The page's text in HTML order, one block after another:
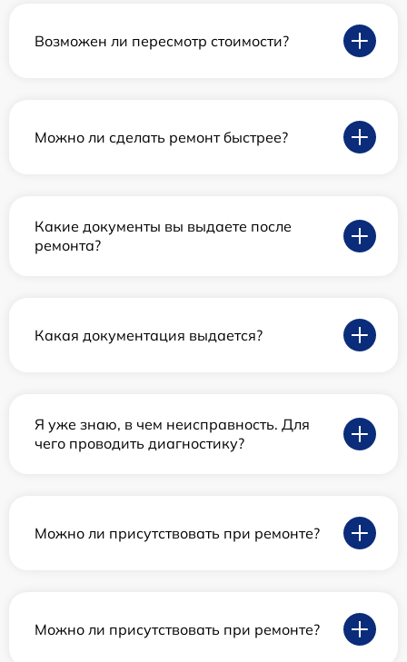
Возможен ли пересмотр стоимости?
Можно ли сделать ремонт быстрее?
Какие документы вы выдаете после
ремонта?
Какая документация выдается?
Я уже знаю, в чем неисправность. Для
чего проводить диагностику?
Можно ли присутствовать при ремонте?
Можно ли присутствовать при ремонте?